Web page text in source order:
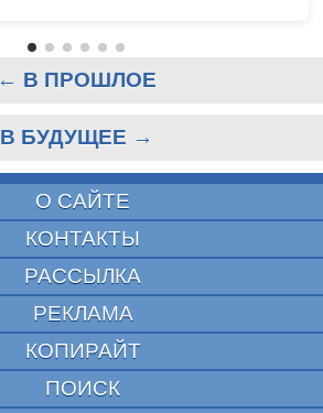
← В ПРОШЛОЕ
В БУДУЩЕЕ →
О САЙТЕ
КОНТАКТЫ
РАССЫЛКА
РЕКЛАМА
КОПИРАЙТ
ПОИСК